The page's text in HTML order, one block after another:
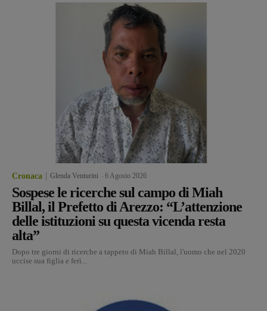
Cronaca Glenda Venturini 6 Agosto 2026
Sospese le ricerche sul campo di Miah
Billal, il Prefetto di Arezzo: “L’attenzione
delle istituzioni su questa vicenda resta
alta”
Dopo tre giorni di ricerche a tappeto di Miah Billal, l'uomo che nel 2020
uccise sua figlia e ferì...